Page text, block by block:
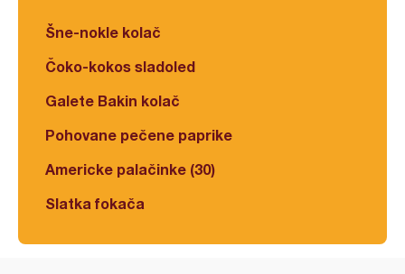
Šne-nokle kolač
Čoko-kokos sladoled
Galete Bakin kolač
Pohovane pečene paprike
Americke palačinke (30)
Slatka fokača